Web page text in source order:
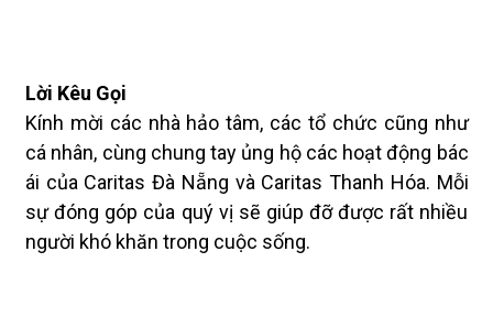
Lời Kêu Gọi
Kính mời các nhà hảo tâm, các tổ chức cũng như
cá nhân, cùng chung tay ủng hộ các hoạt động bác
ái của Caritas Đà Nẵng và Caritas Thanh Hóa. Mỗi
sự đóng góp của quý vị sẽ giúp đỡ được rất nhiều
người khó khăn trong cuộc sống.